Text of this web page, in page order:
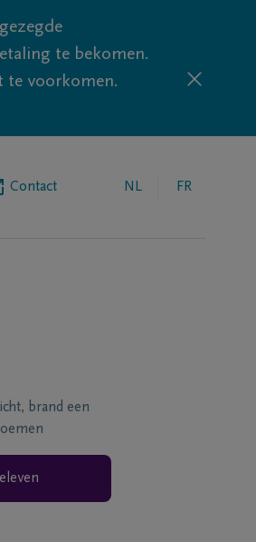
te bekomen.
te voorkomen.
Contact NL FR
brand een